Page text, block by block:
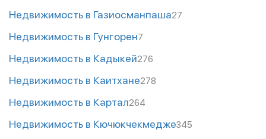
Недвижимость в Газиосманпаша27
Недвижимость в Гунгорен7
Недвижимость в Кадыкей276
Недвижимость в Каитхане278
Недвижимость в Картал264
Недвижимость в Кючюкчекмедже345